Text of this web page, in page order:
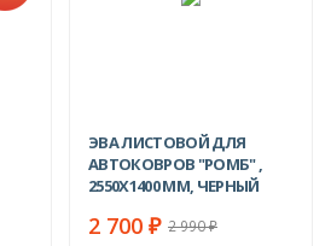
ЭВА ЛИСТОВОЙ ДЛЯ
АВТОКОВРОВ "РОМБ" ,
2550Х1400 ММ, ЧЕРНЫЙ
2 700 ₽ 2 990₽